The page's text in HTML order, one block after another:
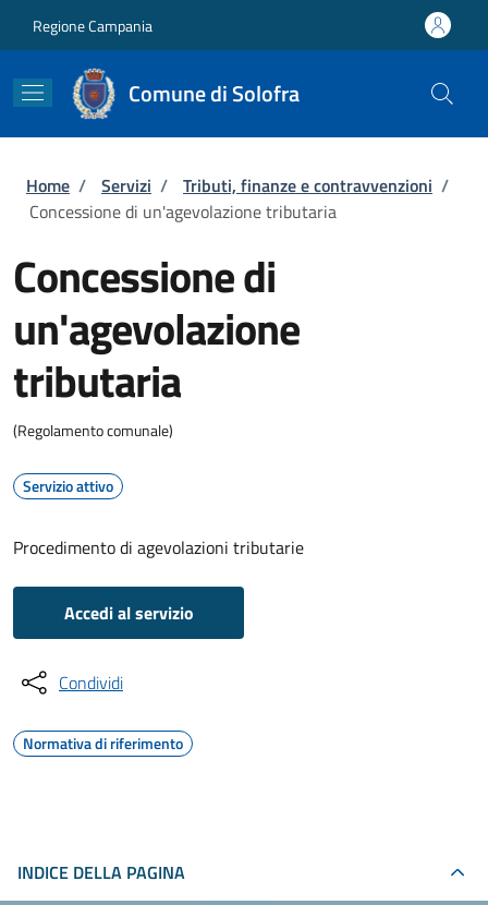
Regione Campania
Comune di Solofra
Briciole di pane
Home / Servizi / Tributi, finanze e contravvenzioni /
Concessione di un'agevolazione tributaria
Concessione di
un'agevolazione
tributaria
(Regolamento comunale)
Servizio attivo
Procedimento di agevolazioni tributarie
Accedi al servizio
Condividi
Normativa di riferimento
INDICE DELLA PAGINA